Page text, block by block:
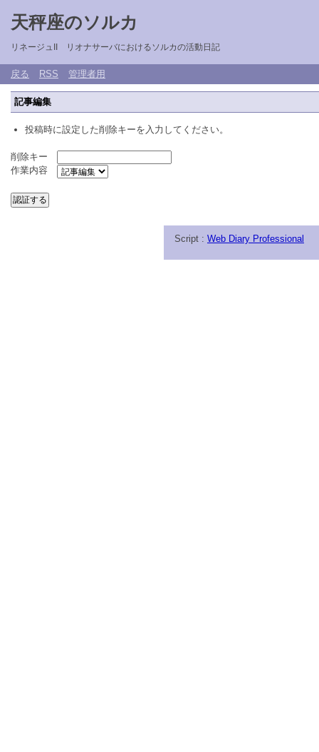
天秤座のソルカ
リネージュII リオナサーバにおけるソルカの活動日記
戻る RSS 管理者用
記事編集
投稿時に設定した削除キーを入力してください。
削除キー
作業内容
Script : Web Diary Professional